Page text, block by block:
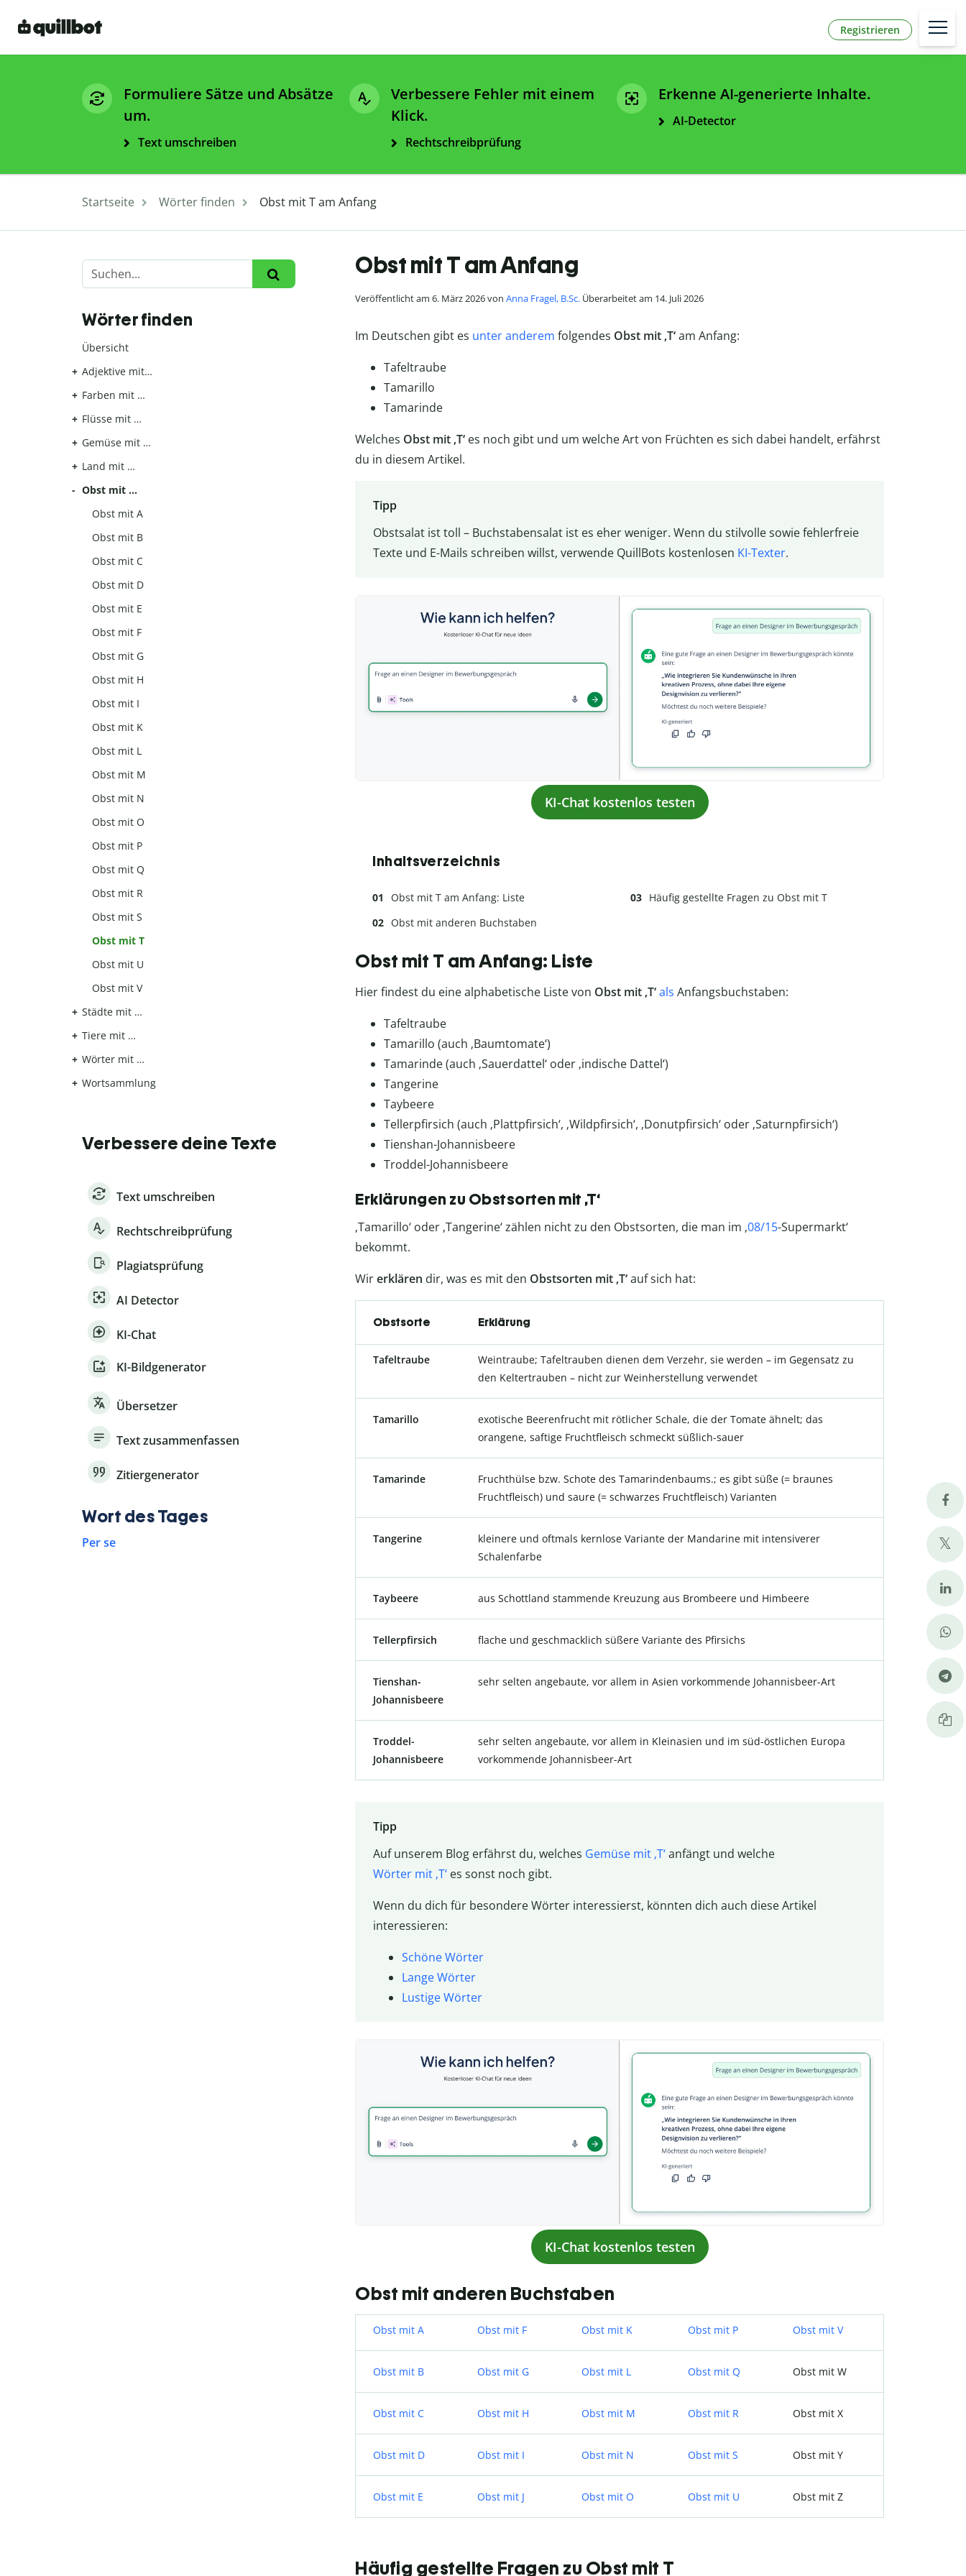
Registrieren
Formuliere Sätze und Absätze
um.
Text umschreiben
Verbessere Fehler mit einem
Klick.
Rechtschreibprüfung
Erkenne AI-generierte Inhalte.
AI-Detector
Startseite Wörter finden Obst mit T am Anfang
Obst mit T am Anfang
Veröffentlicht am 6. März 2026 von Anna Fragel, B.Sc. Überarbeitet am 14. Juli 2026
Im Deutschen gibt es unter anderem folgendes Obst mit ‚T‘am Anfang:
Tafeltraube
Tamarillo
Tamarinde
Welches Obst mit ‚T‘ es noch gibt und um welche Art von Früchten es sich dabei handelt, erfährst
du in diesem Artikel.
Tipp
Obstsalat ist toll – Buchstabensalat ist es eher weniger. Wenn du stilvolle sowie fehlerfreie
Texte und E-Mails schreiben willst, verwende QuillBots kostenlosen KI-Texter.
KI-Chat kostenlos testen
Inhaltsverzeichnis
Obst mit T am Anfang: Liste
Obst mit anderen Buchstaben
Häufig gestellte Fragen zu Obst mit T
Obst mit T am Anfang: Liste
Hier findest du eine alphabetische Liste von Obst mit ‚T‘als Anfangsbuchstaben:
Tafeltraube
Tamarillo (auch ‚Baumtomate‘)
Tamarinde (auch ‚Sauerdattel‘ oder ‚indische Dattel‘)
Tangerine
Taybeere
Tellerpfirsich (auch ‚Plattpfirsich‘, ‚Wildpfirsich‘, ‚Donutpfirsich‘ oder ‚Saturnpfirsich‘)
Tienshan-Johannisbeere
Troddel-Johannisbeere
Erklärungen zu Obstsorten mit ‚T‘
‚Tamarillo‘ oder ‚Tangerine‘ zählen nicht zu den Obstsorten, die man im ‚08/15-Supermarkt‘
bekommt.
Wirerklären dir, was es mit den Obstsorten mit ‚T‘auf sich hat:
Obstsorte Erklärung
Tafeltraube
Weintraube; Tafeltrauben dienen dem Verzehr, sie werden – im Gegensatz zu
den Keltertrauben – nicht zur Weinherstellung verwendet
Tamarillo
exotische Beerenfrucht mit rötlicher Schale, die der Tomate ähnelt; das
orangene, saftige Fruchtfleisch schmeckt süßlich-sauer
Tamarinde
Fruchthülse bzw. Schote des Tamarindenbaums.; es gibt süße (= braunes
Fruchtfleisch) und saure (= schwarzes Fruchtfleisch) Varianten
Tangerine
kleinere und oftmals kernlose Variante der Mandarine mit intensiverer
Schalenfarbe
Taybeere aus Schottland stammende Kreuzung aus Brombeere und Himbeere
Tellerpfirsich flache und geschmacklich süßere Variante des Pfirsichs
Tienshan-
Johannisbeere
sehr selten angebaute, vor allem in Asien vorkommende Johannisbeer-Art
Troddel-
Johannisbeere
sehr selten angebaute, vor allem in Kleinasien und im süd-östlichen Europa
vorkommende Johannisbeer-Art
Tipp
Auf unserem Blog erfährst du, welches Gemüse mit ‚T‘anfängt und welche
Wörter mit ‚T‘es sonst noch gibt.
Wenn du dich für besondere Wörter interessierst, könnten dich auch diese Artikel
interessieren:
Schöne Wörter
Lange Wörter
Lustige Wörter
KI-Chat kostenlos testen
Obst mit anderen Buchstaben
Obst mit A Obst mit F Obst mit K Obst mit P Obst mit V
Obst mit B Obst mit G Obst mit L Obst mit Q Obst mit W
Obst mit C Obst mit H Obst mit M Obst mit R Obst mit X
Obst mit D Obst mit I Obst mit N Obst mit S Obst mit Y
Obst mit E Obst mit J Obst mit O Obst mit U Obst mit Z
Häufig gestellte Fragen zu Obst mit T
Wörter finden
Übersicht
Adjektive mit…
Farben mit …
Flüsse mit …
Gemüse mit …
Land mit …
Obst mit …
Obst mit A
Obst mit B
Obst mit C
Obst mit D
Obst mit E
Obst mit F
Obst mit G
Obst mit H
Obst mit I
Obst mit K
Obst mit L
Obst mit M
Obst mit N
Obst mit O
Obst mit P
Obst mit Q
Obst mit R
Obst mit S
Obst mit T
Obst mit U
Obst mit V
Städte mit …
Tiere mit …
Wörter mit …
Wortsammlung
Verbessere deine Texte
Text umschreiben
Rechtschreibprüfung
Plagiatsprüfung
AI Detector
KI-Chat
KI-Bildgenerator
Übersetzer
Text zusammenfassen
Zitiergenerator
Wort des Tages
Per se